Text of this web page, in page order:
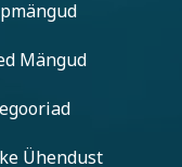
Mängud
Ühendust